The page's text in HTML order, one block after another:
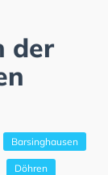
der
Barsinghausen
Döhren